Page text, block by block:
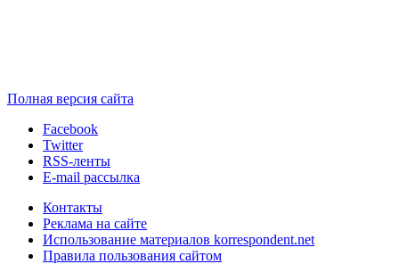
Полная версия сайта
Facebook
Twitter
RSS-ленты
E-mail рассылка
Контакты
Реклама на сайте
Использование материалов korrespondent.net
Правила пользования сайтом